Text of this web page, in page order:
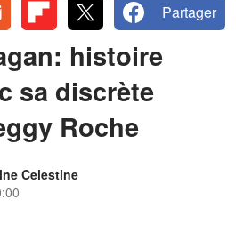
Partager
histoire
sa discrète
Roche
Celestine